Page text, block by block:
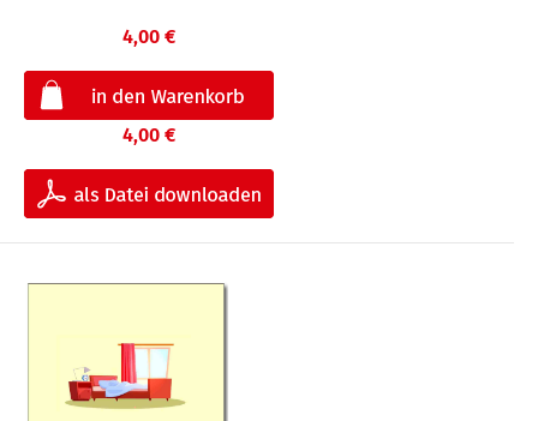
4,00 €
4,00 €